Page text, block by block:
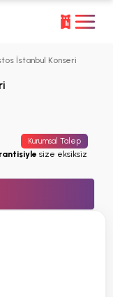
İstanbul Konseri
Kurumsal Talep
size eksiksiz